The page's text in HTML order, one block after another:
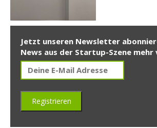
Jetzt unseren Newsletter
News aus der Startup-Szene mehr